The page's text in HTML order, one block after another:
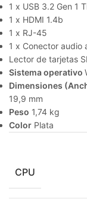
1 x USB 3.2 Gen 1
1 x HDMI 1.4b
1 x RJ-45
1 x Conector audio
Lector de tarjetas
Sistema operativo
Dimensiones
19,9 mm
Peso 1,74 kg
Color Plata
CPU